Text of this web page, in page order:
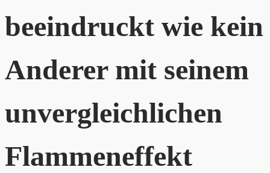
beeindruckt wie kein
Anderer mit seinem
unvergleichlichen
Flammeneffekt